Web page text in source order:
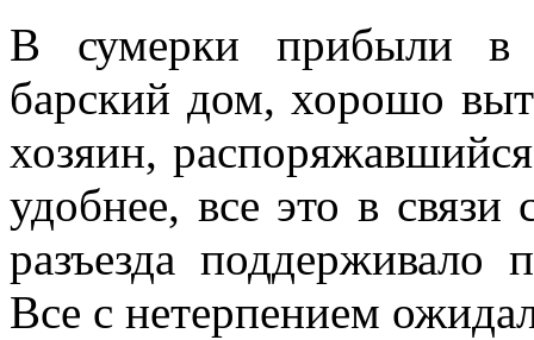
В сумерки прибыли в
барский дом, хорошо
хозяин,
удобнее, все это в
разъезда поддерживало
Все с нетерпением